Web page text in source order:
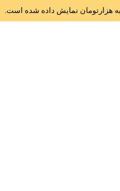
به هزارتومان نمایش داده شده است.